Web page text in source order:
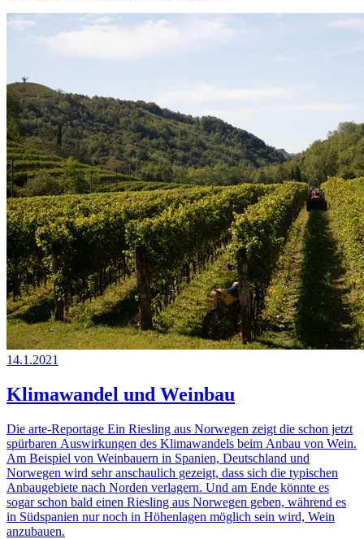
14.1.2021
Klimawandel und Weinbau
Die arte-Reportage Ein Riesling aus Norwegen zeigt die schon jetzt
spürbaren Auswirkungen des Klimawandels beim Anbau von Wein.
Am Beispiel von Weinbauern in Spanien, Deutschland und
Norwegen wird sehr anschaulich gezeigt, dass sich die typischen
Anbaugebiete nach Norden verlagern. Und am Ende könnte es
sogar schon bald einen Riesling aus Norwegen geben, während es
in Südspanien nur noch in Höhenlagen möglich sein wird, Wein
anzubauen.